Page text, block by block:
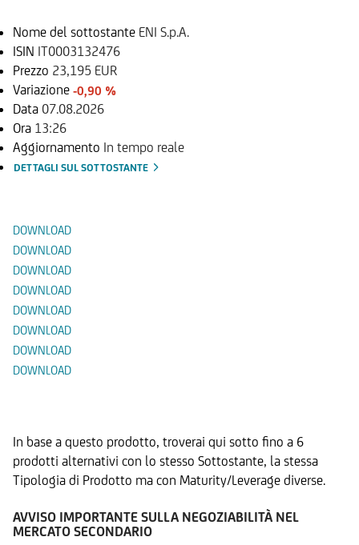
Nome del sottostante ENI S.p.A.
ISIN IT0003132476
Prezzo 23,195 EUR
Variazione -0,90 %
Data 07.08.2026
Ora 13:26
Aggiornamento In tempo reale
DETTAGLI SUL SOTTOSTANTE
DOWNLOAD
DOWNLOAD
DOWNLOAD
DOWNLOAD
DOWNLOAD
DOWNLOAD
DOWNLOAD
DOWNLOAD
In base a questo prodotto, troverai qui sotto fino a 6
prodotti alternativi con lo stesso Sottostante, la stessa
Tipologia di Prodotto ma con Maturity/Leverage diverse.
AVVISO IMPORTANTE SULLA NEGOZIABILITÀ NEL
MERCATO SECONDARIO